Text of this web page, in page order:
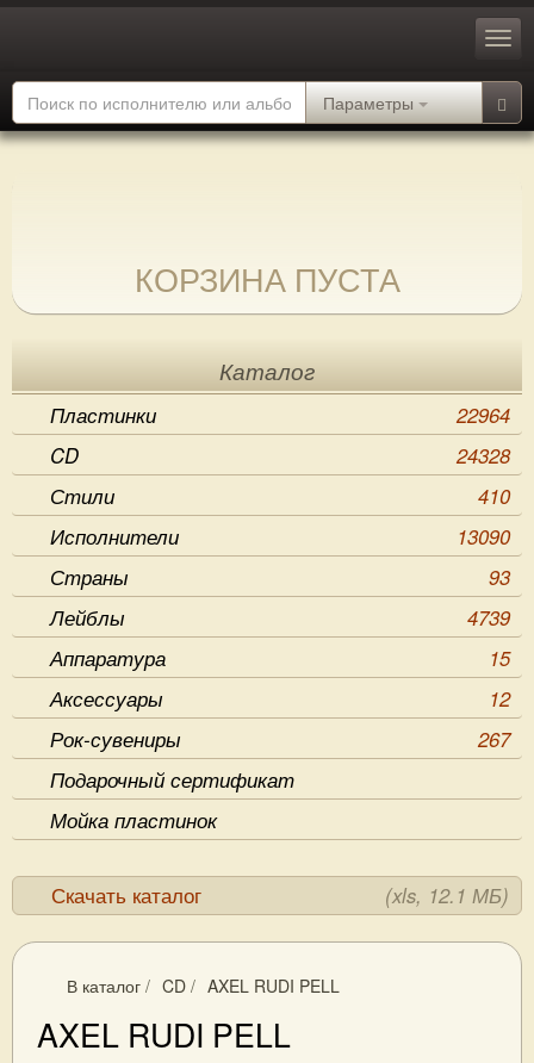
Параметры
КОРЗИНА ПУСТА
Каталог
Пластинки
22964
CD
24328
Стили
410
Исполнители
13090
Страны
93
Лейблы
4739
Аппаратура
15
Аксессуары
12
Рок-сувениры
267
Подарочный сертификат
Мойка пластинок
Скачать каталог (xls, 12.1 МБ)
В каталог / CD / AXEL RUDI PELL
AXEL RUDI PELL